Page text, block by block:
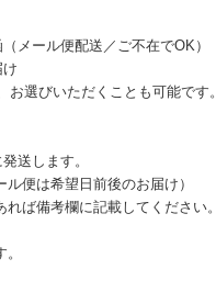
メール便配送／ご不在でOK）
け
選びいただくことも可能です。
送します。
便は希望日前後のお届け）
ば備考欄に記載してください。